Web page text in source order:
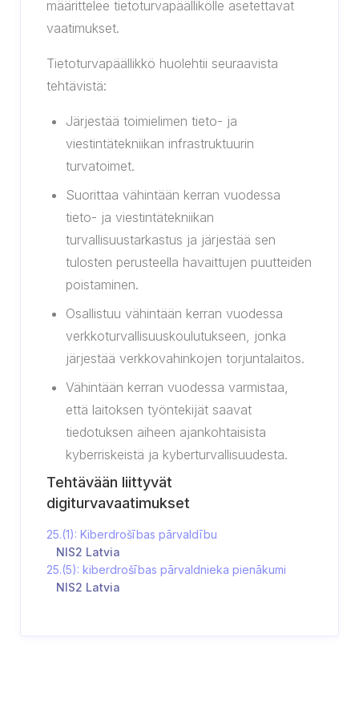
määrittelee tietoturvapäällikölle asetettavat
vaatimukset.
Tietoturvapäällikkö huolehtii seuraavista
tehtävistä:
Järjestää toimielimen tieto- ja
viestintätekniikan infrastruktuurin
turvatoimet.
Suorittaa vähintään kerran vuodessa
tieto- ja viestintätekniikan
turvallisuustarkastus ja järjestää sen
tulosten perusteella havaittujen puutteiden
poistaminen.
Osallistuu vähintään kerran vuodessa
verkkoturvallisuuskoulutukseen, jonka
järjestää verkkovahinkojen torjuntalaitos.
Vähintään kerran vuodessa varmistaa,
että laitoksen työntekijät saavat
tiedotuksen aiheen ajankohtaisista
kyberriskeistä ja kyberturvallisuudesta.
Tehtävään liittyvät
digiturvavaatimukset
25.(1): Kiberdrošības pārvaldību
NIS2 Latvia
25.(5): kiberdrošības pārvaldnieka pienākumi
NIS2 Latvia